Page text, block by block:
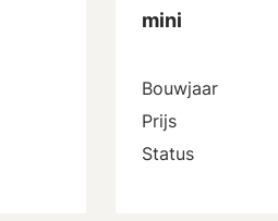
mini
Bouwjaar
Prijs
Status